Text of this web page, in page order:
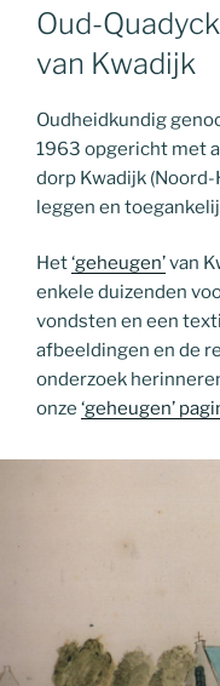
Oud-
van Kwadijk
Oudheidkundig
1963 opgericht met
dorp Kwadijk
leggen en
Het‘geheugen’van
enkele duizenden
vondsten en een
afbeeldingen en de
onderzoek
onze ‘geheugen’